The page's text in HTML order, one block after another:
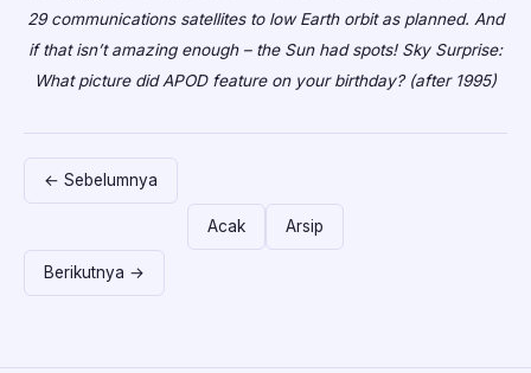
29 communications satellites to low Earth orbit as planned. And
if that isn’t amazing enough – the Sun had spots! Sky Surprise:
What picture did APOD feature on your birthday? (after 1995)
← Sebelumnya
Acak Arsip
Berikutnya →